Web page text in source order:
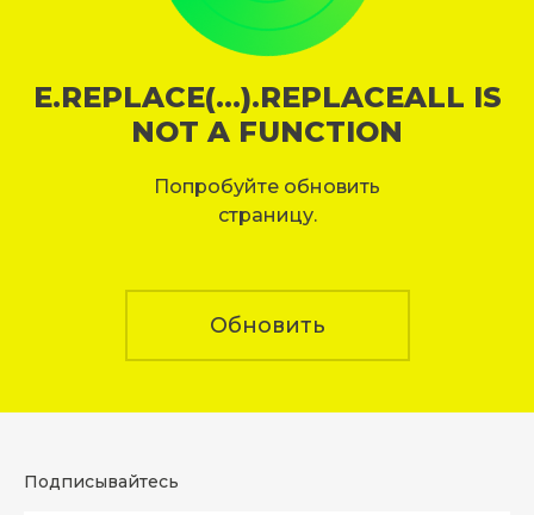
E.REPLACE(...).REPLACEALL IS
NOT A FUNCTION
Попробуйте обновить
страницу.
Обновить
Подписывайтесь